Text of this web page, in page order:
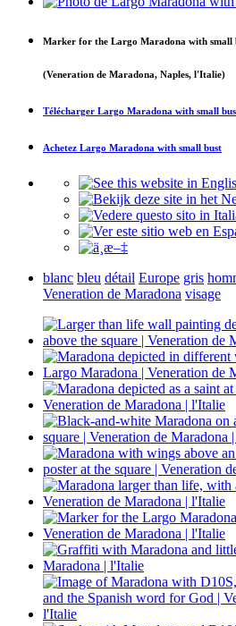
Marker for the Largo Maradona with small
(Veneration de Maradona, Naples, l'Italie)
Télécharger Largo Maradona with small
Achetez Largo Maradona with small bust
blanc bleu détail Europe gris
Veneration de Maradona visage